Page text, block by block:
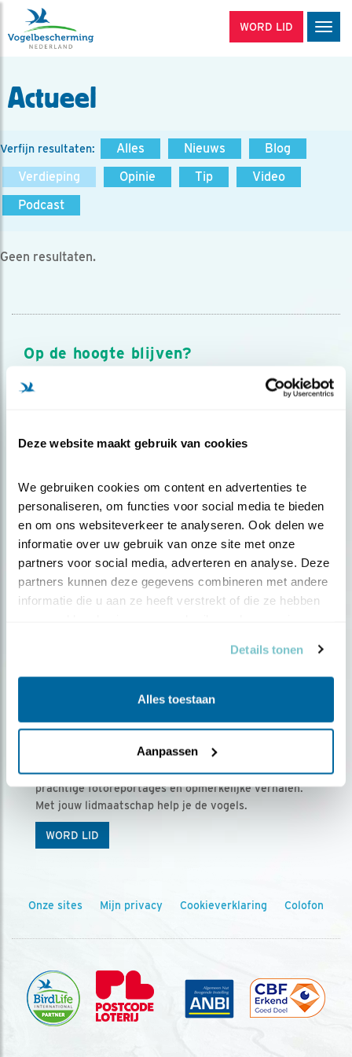
Deze website maakt gebruik van cookies
We gebruiken cookies om content en advertenties te
personaliseren, om functies voor social media te bieden
en om ons websiteverkeer te analyseren. Ook delen we
informatie over uw gebruik van onze site met onze
partners voor social media, adverteren en analyse. Deze
partners kunnen deze gegevens combineren met andere
informatie die u aan ze heeft verstrekt of die ze hebben
Details tonen
Alles toestaan
Aanpassen
WORD LID
Actueel
Verfijn resultaten: Alles Nieuws
Blog
Verdieping
Opinie Tip
Video
Podcast
Geen resultaten.
Op de hoogte blijven?
Meld je aan en ontvang nieuws, inspiratie, acties en tips
over vogels en activiteiten van Vogelbescherming.
Ontvang 5 x Vogels voor € 36,00 per jaar
Vogels is het tijdschrift voor onze leden, met
prachtige fotoreportages en opmerkelijke verhalen.
Met jouw lidmaatschap help je de vogels.
WORD LID
Onze sites Mijn privacy Cookieverklaring Colofon